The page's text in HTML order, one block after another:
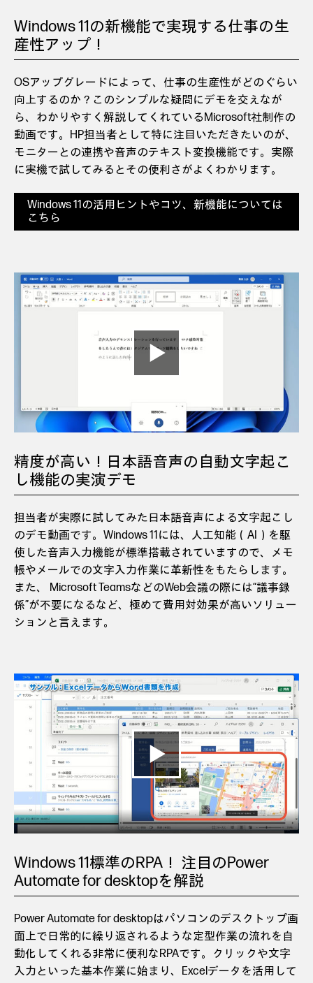
Windows 11の新機能で実現する仕事の生
産性アップ！
OSアップグレードによって、仕事の生産性がどのぐらい
向上するのか？このシンプルな疑問にデモを交えなが
ら、わかりやすく解説してくれているMicrosoft社制作の
動画です。HP担当者として特に注目いただきたいのが、
モニターとの連携や音声のテキスト変換機能です。実際
に実機で試してみるとその便利さがよくわかります。
Windows 11の活用ヒントやコツ、新機能については
こちら
精度が高い！日本語音声の自動文字起こ
し機能の実演デモ
担当者が実際に試してみた日本語音声による文字起こし
のデモ動画です。Windows 11には、人工知能（AI）を駆
使した音声入力機能が標準搭載されていますので、メモ
帳やメールでの文字入力作業に革新性をもたらします。
また、 Microsoft TeamsなどのWeb会議の際には“議事録
係”が不要になるなど、極めて費用対効果が高いソリュー
ションと言えます。
Windows 11標準のRPA！ 注目のPower
Automate for desktopを解説
Power Automate for desktopはパソコンのデスクトップ画
面上で日常的に繰り返されるような定型作業の流れを自
動化してくれる非常に便利なRPAです。クリックや文字
入力といった基本作業に始まり、Excelデータを活用して